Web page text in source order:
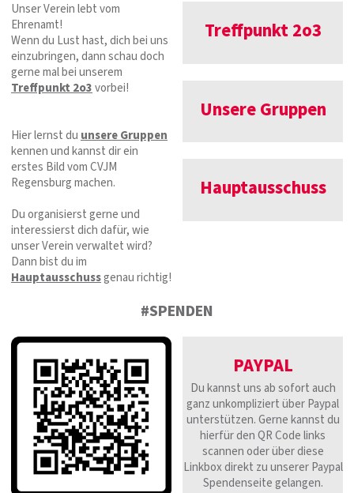
Unser Verein lebt vom
Ehrenamt!
Wenn du Lust hast, dich bei uns
einzubringen, dann schau doch
gerne mal bei unserem
Treffpunkt 2o3vorbei!
Hier lernst duunsere Gruppen
kennen und kannst dir ein
erstes Bild vom CVJM
Regensburg machen.
Du organisierst gerne und
interessierst dich dafür, wie
unser Verein verwaltet wird?
Dann bist du im
Hauptausschussgenau richtig!
Treffpunkt 2o3
Unsere Gruppen
Hauptausschuss
#SPENDEN
PAYPAL
Du kannst uns ab sofort auch
ganz unkompliziert über Paypal
unterstützen. Gerne kannst du
hierfür den QR Code links
scannen oder über diese
Linkbox direkt zu unserer Paypal
Spendenseite gelangen.